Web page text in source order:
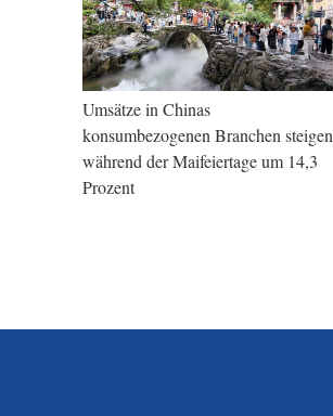
Umsätze in Chinas
konsumbezogenen Branchen steigen
während der Maifeiertage um 14,3
Prozent